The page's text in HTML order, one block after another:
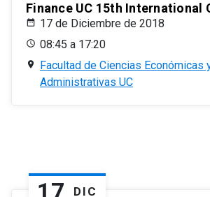
Finance UC 15th International
17 de Diciembre de 2018
08:45 a 17:20
Facultad de Ciencias Económicas
Administrativas UC
DIC